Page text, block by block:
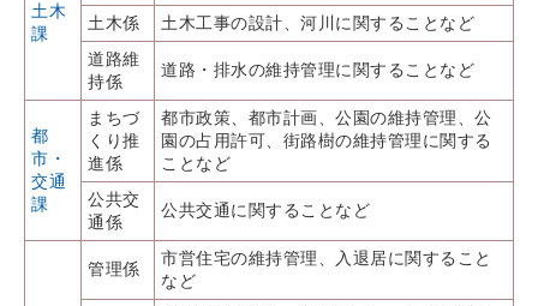
土木
課
土木係
土木工事の設計、河川に関することなど
道路維
持係
道路・排水の維持管理に関することなど
都
市・
交通
課
まちづ
くり推
進係
都市政策、都市計画、公園の維持管理、公
園の占用許可、街路樹の維持管理に関する
ことなど
公共交
通係
公共交通に関することなど
管理係
市営住宅の維持管理、入退居に関すること
など